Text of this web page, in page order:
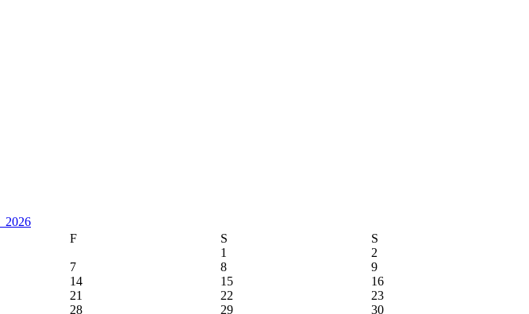
2026
F S
S
1
2
7 8
9
14 15
16
21 22
23
28 29
30